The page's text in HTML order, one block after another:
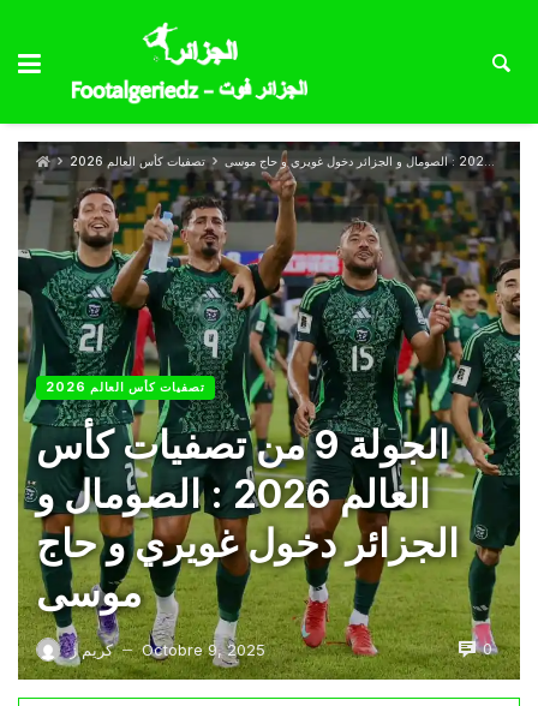
تصفيات كأس العالم 2026
تصفيات كأس العالم 2026
الجولة 9 من تصفيات كأس
العالم 2026 : الصومال و
الجزائر دخول غويري و حاج
موسى
كريم ز — Octobre 9, 2025 0